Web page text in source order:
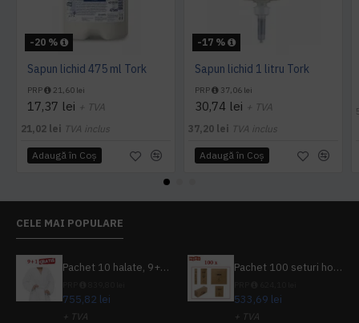
-20 %
Sapun lichid 475 ml Tork
PRP 21,60 lei
17,37 lei + TVA
21,02 lei TVA inclus
Adaugă în Coş
-17 %
Sapun lichid 1 litru Tork
PRP 37,06 lei
30,74 lei + TVA
37,20 lei TVA inclus
Adaugă în Coş
CELE MAI POPULARE
Pachet 10 halate, 9+1 gratuit
755,82 lei
+ TVA
Pachet 100 seturi hoteliere, set dentar, set barbierit, casca de dus, pila unghii, set cusut
533,69 lei
+ TVA